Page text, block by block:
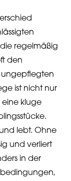
regelmäßig
den
ungepflegten
ist nicht nur
eine kluge
lebt. Ohne
und verliert
in der